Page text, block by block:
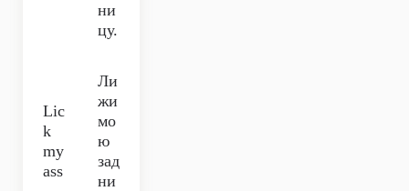
ни
цу.
Lic
k
my
ass
Ли
жи
мо
ю
зад
ни